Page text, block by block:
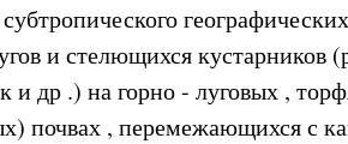
и стелющихся кустарников
и др .) на горно - луговых ,
почвах , перемежающихся с